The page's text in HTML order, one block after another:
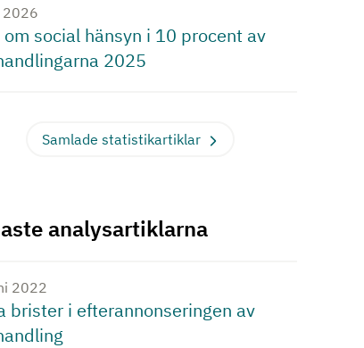
2026
om social hänsyn i 10 procent av
2025
Samlade statistikartiklar
analysartiklarna
2022
brister i efterannonseringen av